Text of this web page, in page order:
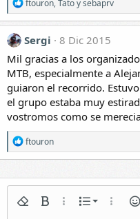
e
a
c
c
i
o
n
e
s
:
ftouron,Tatoysebaprv
Sergi
8 Dic 2015
Mil gracias a los
MTB, especialmente a
guiaron el recorrido.
el grupo estaba muy
vostromos como se
R
e
a
c
i
o
ftouron
Quitar formato
NegritaMás opciones...
Lista Más